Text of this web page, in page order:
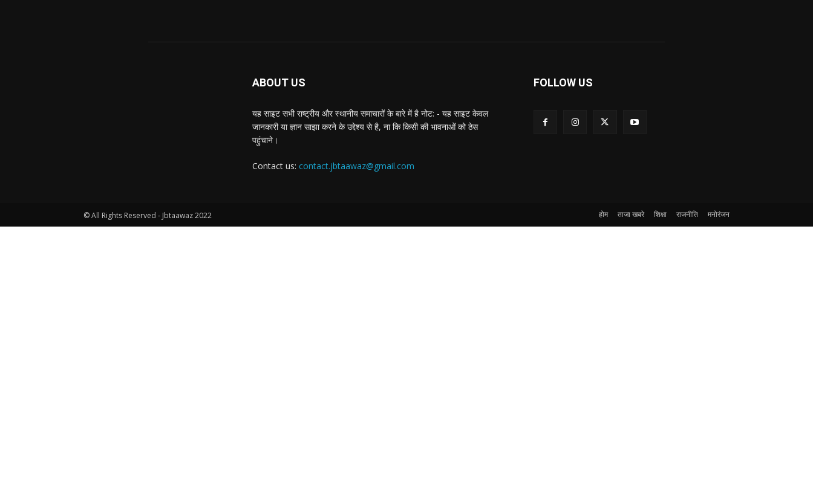
ABOUT US
यह साइट सभी राष्ट्रीय और स्थानीय समाचारों के बारे में है नोट: - यह साइट केवल
जानकारी या ज्ञान साझा करने के उद्देश्य से है, ना कि किसी की भावनाओं को ठेस
पहुंचाने।
Contact us: contact.jbtaawaz@gmail.com
FOLLOW US
© All Rights Reserved - Jbtaawaz 2022 होम ताजा खबरे शिक्षा राजनीति मनोरंजन